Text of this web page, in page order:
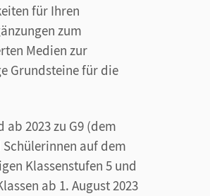
für Ihren
zum
Medien zur
Grundsteine für die
2023 zu G9 (dem
auf dem
Klassenstufen 5 und
ab 1. August 2023